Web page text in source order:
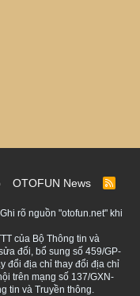
OTOFUN News
R
S
rõ nguồn "otofun.net" khi
của Bộ Thông tin và
đổi, bổ sung số 459/GP-
đổi địa chỉ thay đổi địa chỉ
trên mạng số 137/GXN-
tin và Truyền thông.